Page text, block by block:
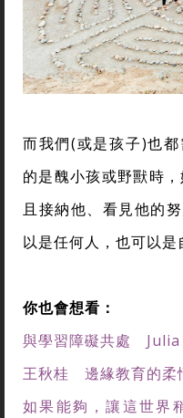
而我們(或是孩子)也
的是醜小孩或野獸時
且接納他、看見他的
以是任何人，也可以是
你也會想看：
與學習障礙共處 Julia
王秋桂 邊緣教育的柔
如果能夠，讓這世界